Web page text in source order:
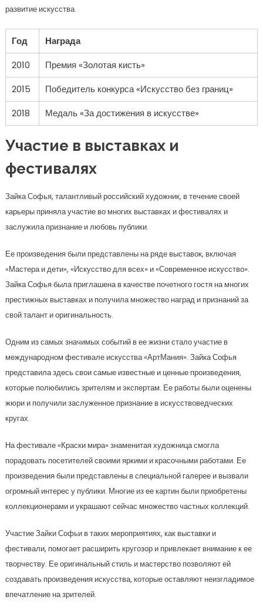
развитие искусства.
Год
Награда
2010
Премия «Золотая кисть»
2015
Победитель конкурса «Искусство без границ»
2018
Медаль «За достижения в искусстве»
Участие в выставках и
фестивалях
Зайка Софья, талантливый российский художник, в течение своей
карьеры приняла участие во многих выставках и фестивалях и
заслужила признание и любовь публики.
Ее произведения были представлены на ряде выставок, включая
«Мастера и дети», «Искусство для всех» и «Современное искусство».
Зайка Софья была приглашена в качестве почетного гостя на многих
престижных выставках и получила множество наград и признаний за
свой талант и оригинальность.
Одним из самых значимых событий в ее жизни стало участие в
международном фестивале искусства «АртМания». Зайка Софья
представила здесь свои самые известные и ценные произведения,
которые полюбились зрителям и экспертам. Ее работы были оценены
жюри и получили заслуженное признание в искусствоведческих
кругах.
На фестивале «Краски мира» знаменитая художница смогла
порадовать посетителей своими яркими и красочными работами. Ее
произведения были представлены в специальной галерее и вызвали
огромный интерес у публики. Многие из ее картин были приобретены
коллекционерами и украшают сейчас множество частных коллекций.
Участие Зайки Софьи в таких мероприятиях, как выставки и
фестивали, помогает расширить кругозор и привлекает внимание к ее
творчеству. Ее оригинальный стиль и мастерство позволяют ей
создавать произведения искусства, которые оставляют неизгладимое
впечатление на зрителей.